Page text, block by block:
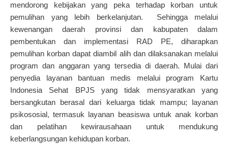
mendorong kebijakan yang peka terhadap korban untuk
pemulihan yang lebih berkelanjutan. Sehingga melalui
kewenangan daerah provinsi dan kabupaten dalam
pembentukan dan implementasi RAD PE, diharapkan
pemulihan korban dapat diambil alih dan dilaksanakan melalui
program dan anggaran yang tersedia di daerah. Mulai dari
penyedia layanan bantuan medis melalui program Kartu
Indonesia Sehat BPJS yang tidak mensyaratkan yang
bersangkutan berasal dari keluarga tidak mampu; layanan
psikososial, termasuk layanan beasiswa untuk anak korban
dan pelatihan kewirausahaan untuk mendukung
keberlangsungan kehidupan korban.